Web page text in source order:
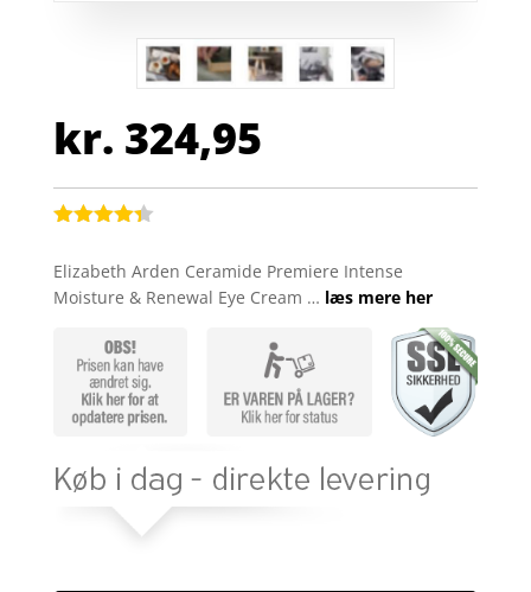
kr. 324,95
ud af 5
baseret
mmelser
Elizabeth Arden Ceramide Premiere Intense
Moisture & Renewal Eye Cream … læs mere her